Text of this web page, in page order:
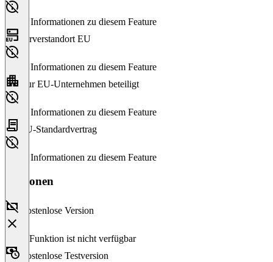
Keine Informationen zu diesem Feature
Serverstandort EU
Keine Informationen zu diesem Feature
Nur EU-Unternehmen beteiligt
Keine Informationen zu diesem Feature
EU-Standardvertrag
Keine Informationen zu diesem Feature
Versionen
Kostenlose Version
Diese Funktion ist nicht verfügbar
Kostenlose Testversion